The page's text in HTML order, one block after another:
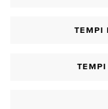
TEMPI
TEMPI